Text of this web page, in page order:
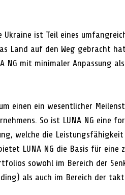
ist Teil eines
Land auf den Weg gebracht
NG mit minimaler Anpassung
einen ein wesentlicher
So ist LUNA NG eine
welche die
LUNA NG die Basis für eine
sowohl im Bereich der
als auch im Bereich der